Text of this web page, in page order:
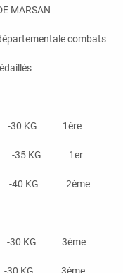
MARSAN
combats
KG 1ère
-35 KG 1er
-40 KG 2ème
-30 KG 3ème